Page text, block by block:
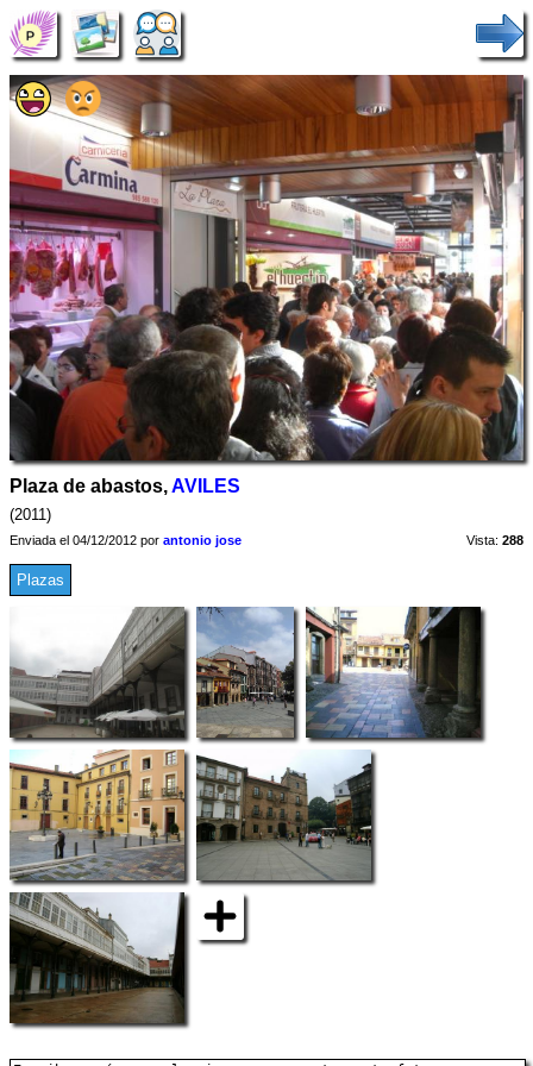
Plaza de abastos,AVILES
(2011)
Enviada el 04/12/2012 por antonio jose Vista: 288
Plazas